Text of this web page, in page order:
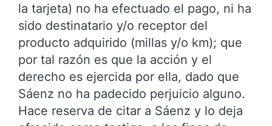
la tarjeta) no ha efectuado el pago, ni ha
sido destinatario y/o receptor del
producto adquirido (millas y/o km); que
por tal razón es que la acción y el
derecho es ejercida por ella, dado que
Sáenz no ha padecido perjuicio alguno.
Hace reserva de citar a Sáenz y lo deja